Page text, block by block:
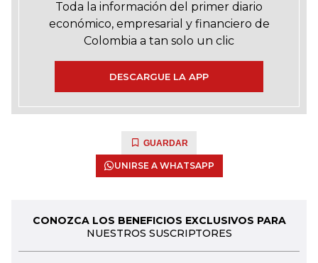
Toda la información del primer diario
económico, empresarial y financiero de
Colombia a tan solo un clic
DESCARGUE LA APP
GUARDAR
UNIRSE A WHATSAPP
CONOZCA LOS BENEFICIOS EXCLUSIVOS PARA
NUESTROS SUSCRIPTORES